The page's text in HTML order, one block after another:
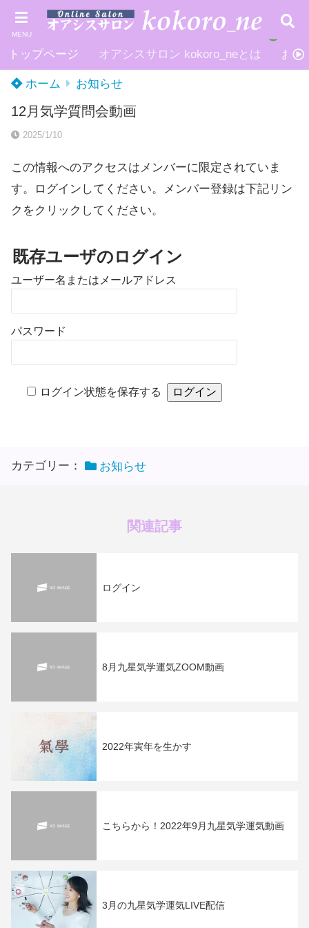
MENU
トップページ オアシスサロン kokoro_neとは お申
ホーム お知らせ
12月気学質問会動画
2025/1/10
この情報へのアクセスはメンバーに限定されていま
す。ログインしてください。メンバー登録は下記リン
クをクリックしてください。
既存ユーザのログイン
ユーザー名またはメールアドレス
パスワード
ログイン状態を保存する
カテゴリー： お知らせ
関連記事
ログイン
8月九星気学運気ZOOM動画
2022年寅年を生かす
こちらから！2022年9月九星気学運気動画
3月の九星気学運気LIVE配信